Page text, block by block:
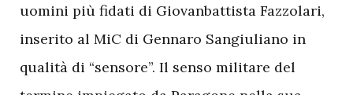
uomini più fidati di Giovanbattista Fazzolari,
inserito al MiC di Gennaro Sangiuliano in
qualità di “sensore”. Il senso militare del